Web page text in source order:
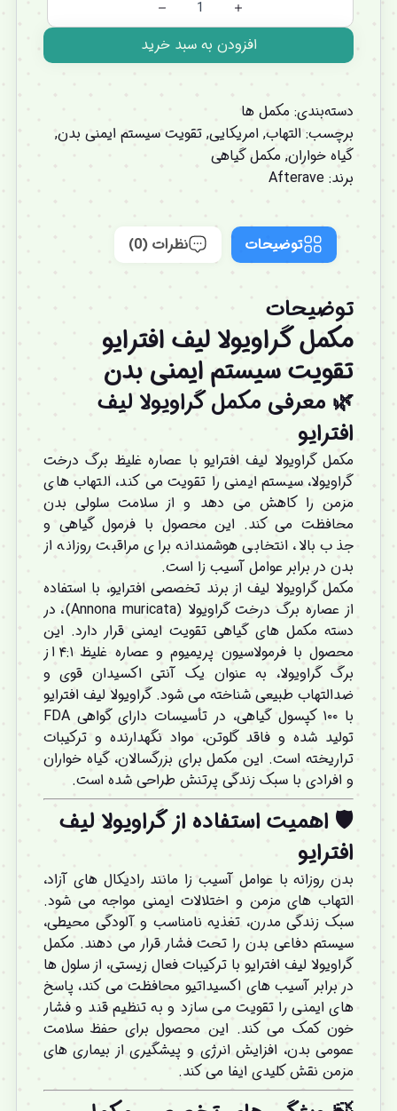
افزودن به سبد خرید
دسته‌بندی: مکمل ها
برچسب: التهاب, امریکایی, تقویت سیستم ایمنی بدن,
گیاه خواران, مکمل گیاهی
برند: Afterave
توضیحات نظرات (0)
توضیحات
مکملگراویولا لیف افترایو
تقویت سیستم ایمنی بدن
🌿 معرفی مکمل گراویولا لیف
افترایو
مکمل گراویولا لیف افترایو با عصاره غلیظ برگ درخت
گراویولا، سیستم ایمنی را تقویت می کند، التهاب های
مزمن را کاهش می دهد و از سلامت سلولی بدن
محافظت می کند. این محصول با فرمول گیاهی و
جذب بالا، انتخابی هوشمندانه برای مراقبت روزانه از
بدن در برابر عوامل آسیب زا است.
مکمل گراویولا لیف از برند تخصصی افترایو، با استفاده
از عصاره برگ درخت گراویولا (Annona muricata)، در
دسته مکمل های گیاهی تقویت ایمنی قرار دارد. این
محصول با فرمولاسیون پریمیوم و عصاره غلیظ ۴:۱ از
برگ گراویولا، به عنوان یک آنتی اکسیدان قوی و
ضدالتهاب طبیعی شناخته می شود. گراویولا لیف افترایو
با ۱۰۰ کپسول گیاهی، در تأسیسات دارای گواهی FDA
تولید شده و فاقد گلوتن، مواد نگهدارنده و ترکیبات
تراریخته است. این مکمل برای بزرگسالان، گیاه خواران
و افرادی با سبک زندگی پرتنش طراحی شده است.
🛡️ اهمیت استفاده از گراویولا لیف
افترایو
بدن روزانه با عوامل آسیب زا مانند رادیکال های آزاد،
التهاب های مزمن و اختلالات ایمنی مواجه می شود.
سبک زندگی مدرن، تغذیه نامناسب و آلودگی محیطی،
سیستم دفاعی بدن را تحت فشار قرار می دهند. مکمل
گراویولا لیف افترایو با ترکیبات فعال زیستی، از سلول ها
در برابر آسیب های اکسیداتیو محافظت می کند، پاسخ
های ایمنی را تقویت می سازد و به تنظیم قند و فشار
خون کمک می کند. این محصول برای حفظ سلامت
عمومی بدن، افزایش انرژی و پیشگیری از بیماری های
مزمن نقش کلیدی ایفا می کند.